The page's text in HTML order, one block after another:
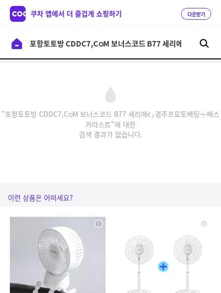
쿠차 앱에서 더 즐겁게 쇼핑하기 다운받기
"포항토토방 CDDC7,CഠM 보너스코드 B77 세리에cٶ경주프로토베팅┯페스
카라스트"에 대한
검색 결과가 없습니다.
이런 상품은 어떠세요?